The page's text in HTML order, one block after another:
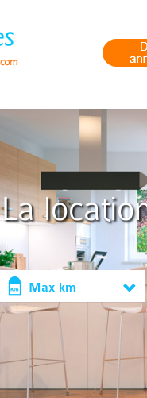
La
Max km